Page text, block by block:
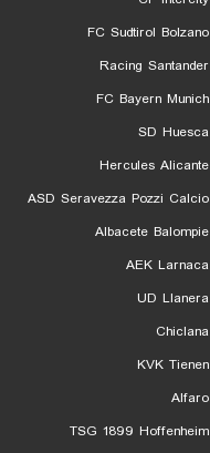
FC Sudtirol Bolzano
Racing Santander
FC Bayern Munich
SD Huesca
Hercules Alicante
ASD Seravezza Pozzi Calcio
Albacete Balompie
AEK Larnaca
UD Llanera
Chiclana
KVK Tienen
Alfaro
TSG 1899 Hoffenheim